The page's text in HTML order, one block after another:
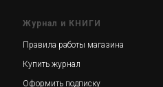
Журнал и КНИГИ
Правила работы магазина
Купить журнал
Оформить подписку